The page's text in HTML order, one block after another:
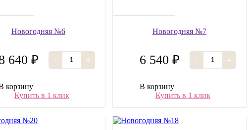
Новогодняя №6
640 ₽ - +
корзину
Купить в 1 клик
Новогодняя №7
6 540 ₽ - +
В корзину
Купить в 1 клик